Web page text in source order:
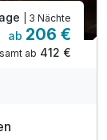
| 3 Nächte
ab 206 €
ab 412 €